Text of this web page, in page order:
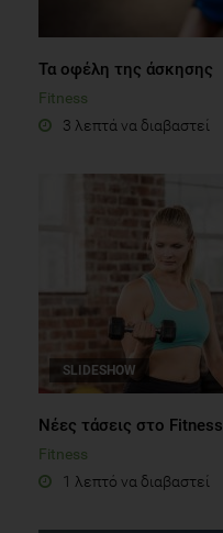
Τα οφέλη της άσκησης
Fitness
3 λεπτά να διαβαστεί
SLIDESHOW
Νέες τάσεις στο Fitness
Fitness
1 λεπτό να διαβαστεί